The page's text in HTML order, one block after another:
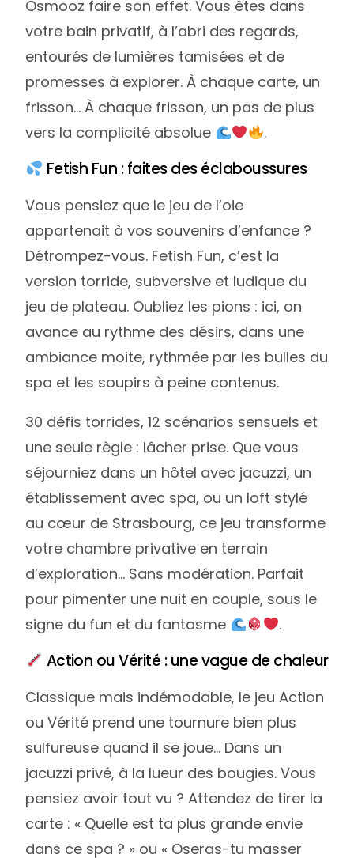
Osmooz faire son effet. Vous êtes dans
votre bain privatif, à l’abri des regards,
entourés de lumières tamisées et de
promesses à explorer. À chaque carte, un
frisson… À chaque frisson, un pas de plus
vers la complicité absolue
.
Fetish Fun : faites des éclaboussures
Vous pensiez que le jeu de l’oie
appartenait à vos souvenirs d’enfance ?
Détrompez-vous. Fetish Fun, c’est la
version torride, subversive et ludique du
jeu de plateau. Oubliez les pions : ici, on
avance au rythme des désirs, dans une
ambiance moite, rythmée par les bulles du
spa et les soupirs à peine contenus.
30 défis torrides, 12 scénarios sensuels et
une seule règle : lâcher prise. Que vous
séjourniez dans un hôtel avec jacuzzi, un
établissement avec spa, ou un loft stylé
au cœur de Strasbourg, ce jeu transforme
votre chambre privative en terrain
d’exploration… Sans modération. Parfait
pour pimenter une nuit en couple, sous le
signe du fun et du fantasme
.
Action ou Vérité : une vague de chaleur
Classique mais indémodable, le jeu Action
ou Vérité prend une tournure bien plus
sulfureuse quand il se joue… Dans un
jacuzzi privé, à la lueur des bougies. Vous
pensiez avoir tout vu ? Attendez de tirer la
carte : « Quelle est ta plus grande envie
dans ce spa ? » ou « Oseras-tu masser